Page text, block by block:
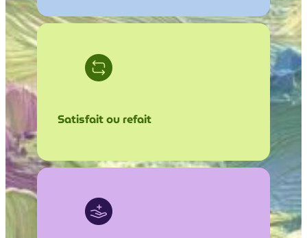
Satisfait ou refait